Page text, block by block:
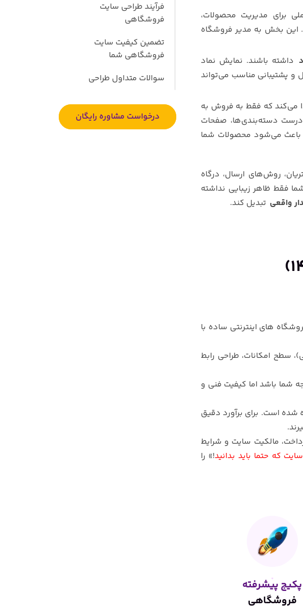
برای مدیریت محصولات،
این بخش به مدیر فروشگاه
داشته باشند. نمایش نماد
و پشتیبانی مناسب می‌تواند
می‌کند که فقط به فروش به
دسته‌بندی‌ها، صفحات
باعث می‌شود محصولات شما
روش‌های ارسال، درگاه
فقط ظاهر زیبایی نداشته
واقعی تبدیل کند.
)
‌های اینترنتی ساده با
سطح امکانات، طراحی رابط
شما باشد اما کیفیت فنی و
شده است. برای برآورد دقیق
مالکیت سایت و شرایط
که حتما باید بدانید!» را
پکیجپیشرفته
فروشگاهی
فرآیند طراحی سایت
فروشگاهی
تضمین کیفیت سایت
فروشگاهی شما
سوالات متداول طراحی
درخواست مشاوره رایگان